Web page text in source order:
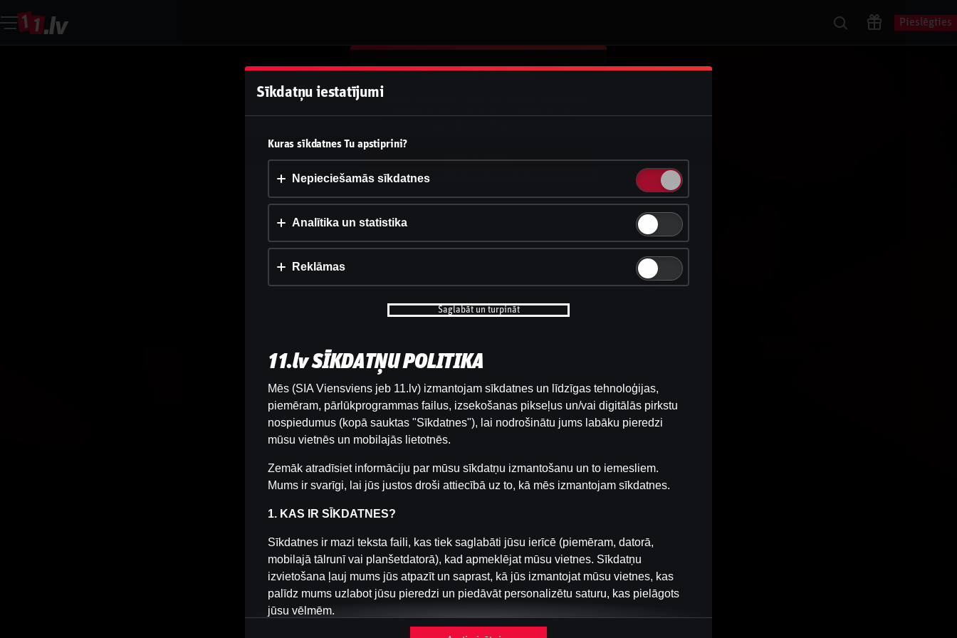
Pieslēgties
Šai spēlei nav pieejama demo versija. Lūdzu,
pieslēdzies, lai spēlētu ar īstu naudu.
Vai pieņemt sīkdatnes?
Šī vietne izmanto 3 dažādu veidu sīkdatnes:
Apstiprināt visu
Iestatījumi un informācija
Sīkdatņu iestatījumi
Kuras sīkdatnes Tu apstiprini?
Nepieciešamās sīkdatnes
Analītika un statistika
Reklāmas
Saglabāt un turpināt
11.lv SĪKDATŅU POLITIKA
Mēs (SIA Viensviens jeb 11.lv) izmantojam sīkdatnes un līdzīgas tehnoloģijas,
piemēram, pārlūkprogrammas failus, izsekošanas pikseļus un/vai digitālās pirkstu
nospiedumus (kopā sauktas "Sīkdatnes"), lai nodrošinātu jums labāku pieredzi
mūsu vietnēs un mobilajās lietotnēs.
Zemāk atradīsiet informāciju par mūsu sīkdatņu izmantošanu un to iemesliem.
Mums ir svarīgi, lai jūs justos droši attiecībā uz to, kā mēs izmantojam sīkdatnes.
1. KAS IR SĪKDATNES?
Sīkdatnes ir mazi teksta faili, kas tiek saglabāti jūsu ierīcē (piemēram, datorā,
mobilajā tālrunī vai planšetdatorā), kad apmeklējat mūsu vietnes. Sīkdatņu
izvietošana ļauj mums jūs atpazīt un saprast, kā jūs izmantojat mūsu vietnes, kas
palīdz mums uzlabot jūsu pieredzi un piedāvāt personalizētu saturu, kas pielāgots
jūsu vēlmēm.